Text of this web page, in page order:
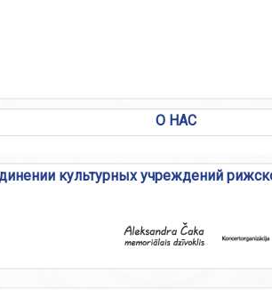
О НАС
культурных учреждений